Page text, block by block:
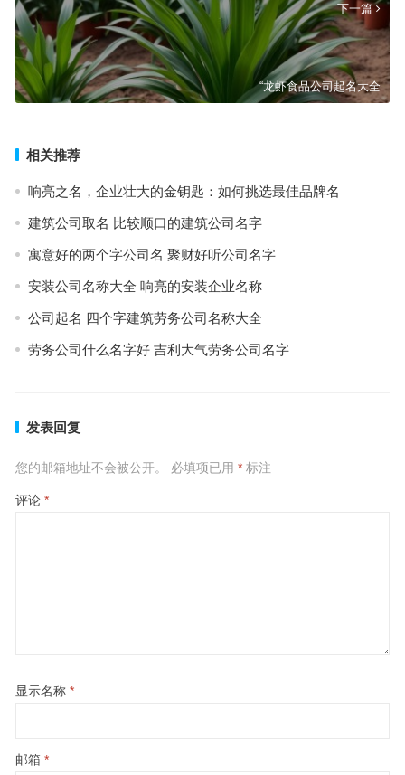
下一篇
“龙虾食品公司起名大全
相关推荐
响亮之名，企业壮大的金钥匙：如何挑选最佳品牌名
建筑公司取名 比较顺口的建筑公司名字
寓意好的两个字公司名 聚财好听公司名字
安装公司名称大全 响亮的安装企业名称
公司起名 四个字建筑劳务公司名称大全
劳务公司什么名字好 吉利大气劳务公司名字
发表回复
您的邮箱地址不会被公开。 必填项已用 *标注
评论 *
显示名称 *
邮箱 *